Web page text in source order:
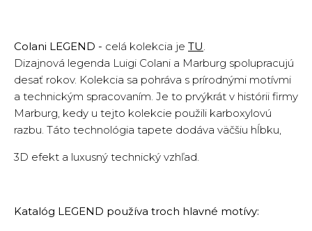
Colani LEGEND - celá kolekcia je TU.
Dizajnová legenda Luigi Colani a Marburg spolupracujú
desať rokov. Kolekcia sa pohráva s prírodnými motívmi
a technickým spracovaním. Je to prvýkrát v histórii firmy
Marburg, kedy u tejto kolekcie použili karboxylovú
razbu. Táto technológia tapete dodáva väčšiu hĺbku,
3D efekt a luxusný technický vzhľad.
Katalóg LEGEND používa troch hlavné motívy: